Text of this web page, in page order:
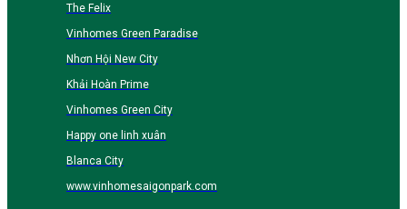
The Felix
Vinhomes Green Paradise
Nhơn Hội New City
Khải Hoàn Prime
Vinhomes Green City
Happy one linh xuân
Blanca City
www.vinhomesaigonpark.com